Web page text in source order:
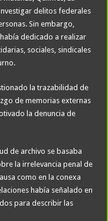
delitos federales
Sin embargo,
dedicado a realizar
sociales, sindicales
la trazabilidad de
de memorias externas
la denuncia de
de archivo se basaba
la irrelevancia penal de
como en la conexa
había señalado en
para describir las